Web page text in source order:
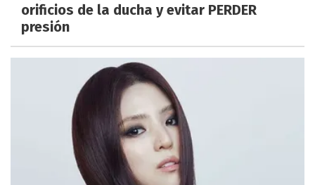
orificios de la ducha y evitar PERDER
presión